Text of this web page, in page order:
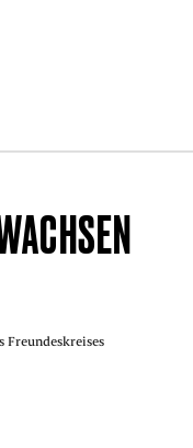
Freundeskreises